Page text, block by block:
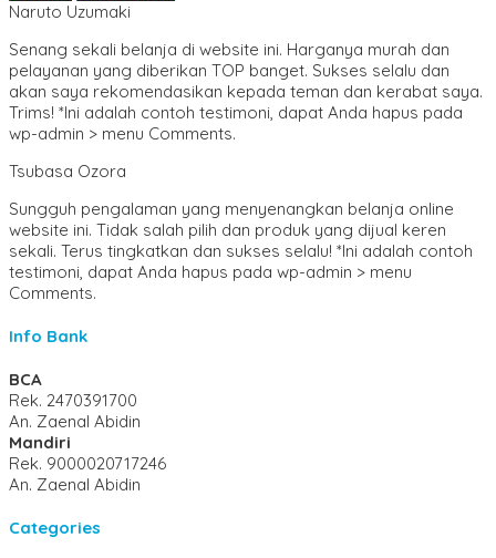
Naruto Uzumaki
Senang sekali belanja di website ini. Harganya murah dan
pelayanan yang diberikan TOP banget. Sukses selalu dan
akan saya rekomendasikan kepada teman dan kerabat saya.
Trims! *Ini adalah contoh testimoni, dapat Anda hapus pada
wp-admin > menu Comments.
Tsubasa Ozora
Sungguh pengalaman yang menyenangkan belanja online
website ini. Tidak salah pilih dan produk yang dijual keren
sekali. Terus tingkatkan dan sukses selalu! *Ini adalah contoh
testimoni, dapat Anda hapus pada wp-admin > menu
Comments.
Info Bank
BCA
Rek. 2470391700
An. Zaenal Abidin
Mandiri
Rek. 9000020717246
An. Zaenal Abidin
Categories